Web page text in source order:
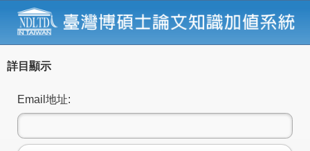
詳目顯示
Email地址: